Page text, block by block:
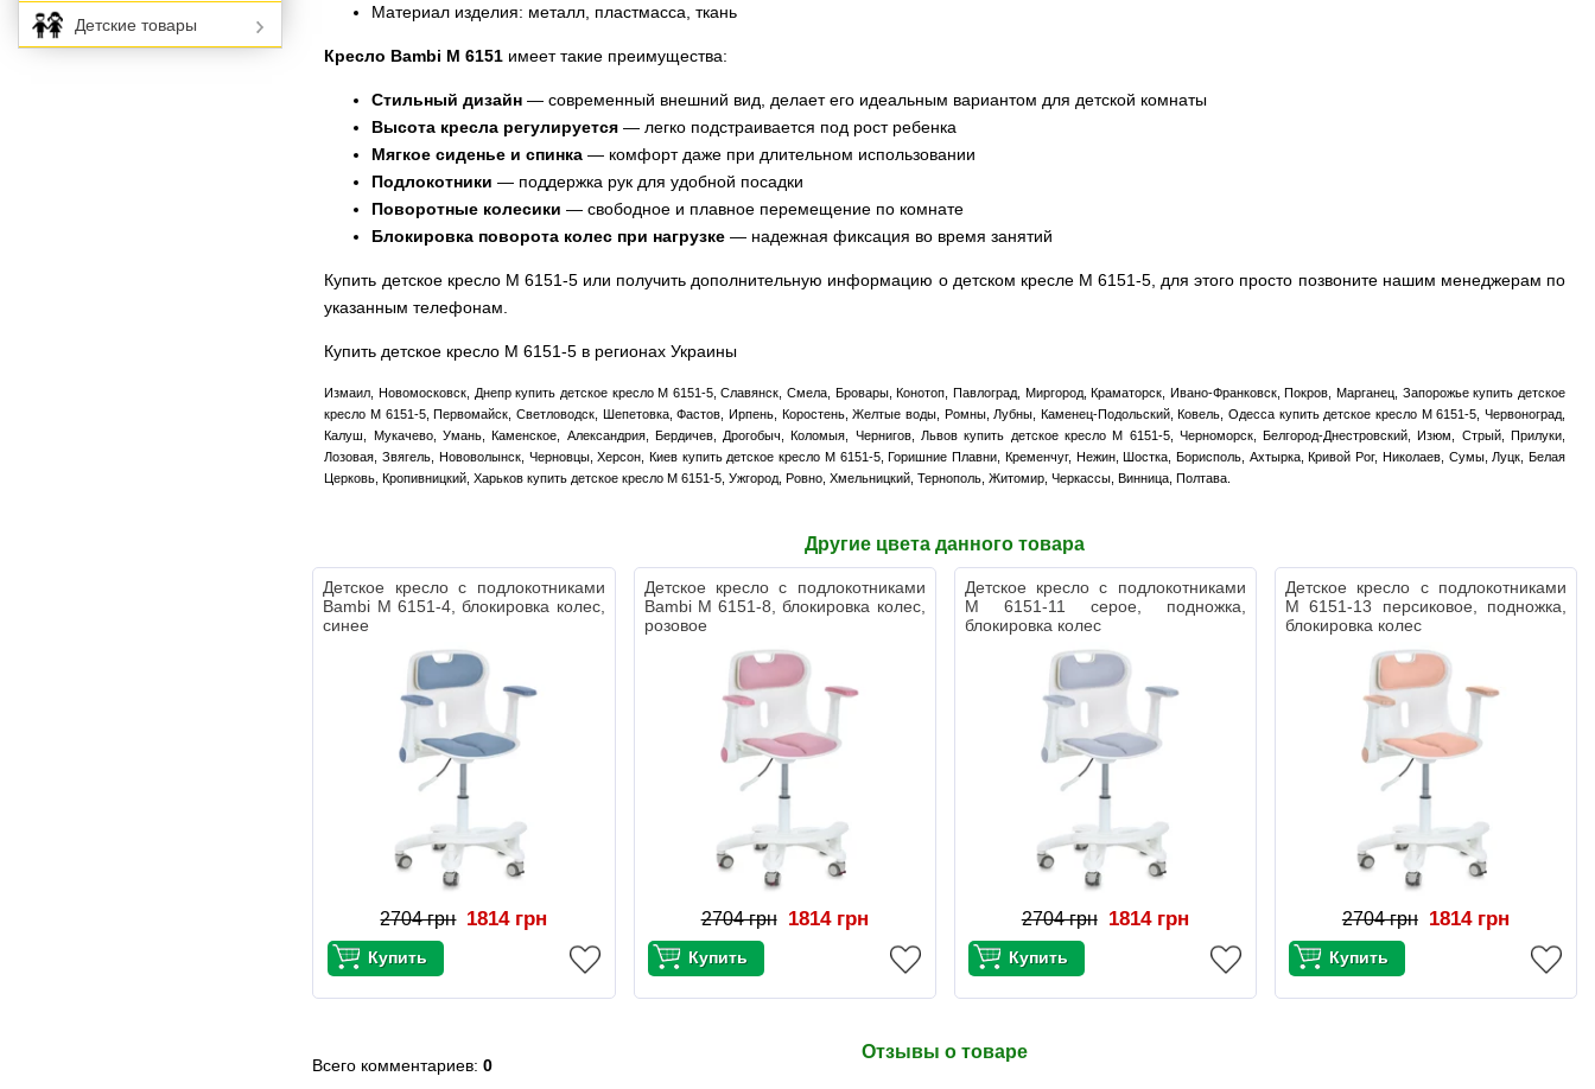
Материал изделия: металл, пластмасса, ткань
Кресло Bambi M 6151 имеет такие преимущества:
Стильный дизайн — современный внешний вид, делает его идеальным вариантом для детской комнаты
Высота кресла регулируется — легко подстраивается под рост ребенка
Мягкое сиденье и спинка — комфорт даже при длительном использовании
Подлокотники — поддержка рук для удобной посадки
Поворотные колесики — свободное и плавное перемещение по комнате
Блокировка поворота колес при нагрузке — надежная фиксация во время занятий
Купить детское кресло M 6151-5 или получить дополнительную информацию о детском кресле M 6151-5, для этого просто позвоните нашим менеджерам по
указанным телефонам.
Купить детское кресло M 6151-5 в регионах Украины
Измаил, Новомосковск, Днепр купить детское кресло M 6151-5, Славянск, Смела, Бровары, Конотоп, Павлоград, Миргород, Краматорск, Ивано-Франковск, Покров, Марганец, Запорожье купить детское
кресло M 6151-5, Первомайск, Светловодск, Шепетовка, Фастов, Ирпень, Коростень, Желтые воды, Ромны, Лубны, Каменец-Подольский, Ковель, Одесса купить детское кресло M 6151-5, Червоноград,
Калуш, Мукачево, Умань, Каменское, Александрия, Бердичев, Дрогобыч, Коломыя, Чернигов, Львов купить детское кресло M 6151-5, Черноморск, Белгород-Днестровский, Изюм, Стрый, Прилуки,
Лозовая, Звягель, Нововолынск, Черновцы, Херсон, Киев купить детское кресло M 6151-5, Горишние Плавни, Кременчуг, Нежин, Шостка, Борисполь, Ахтырка, Кривой Рог, Николаев, Сумы, Луцк, Белая
Церковь, Кропивницкий, Харьков купить детское кресло M 6151-5, Ужгород, Ровно, Хмельницкий, Тернополь, Житомир, Черкассы, Винница, Полтава.
Другие цвета данного товара
Детское кресло с подлокотниками
Bambi M 6151-4, блокировка колес,
синее
2704 грн 1814 грн
Детское кресло с подлокотниками
Bambi M 6151-8, блокировка колес,
розовое
2704 грн 1814 грн
Детское кресло с подлокотниками
M 6151-11 серое, подножка,
блокировка колес
2704 грн 1814 грн
Детское кресло с подлокотниками
M 6151-13 персиковое, подножка,
блокировка колес
2704 грн 1814 грн
Отзывы о товаре
Всего комментариев:0
Детские товары